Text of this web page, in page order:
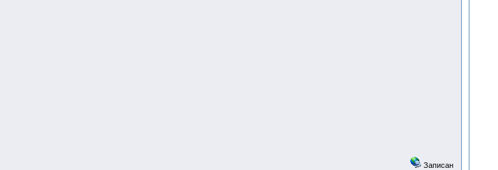
Записан